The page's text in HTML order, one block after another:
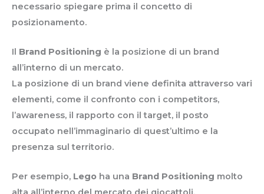
necessario spiegare prima il concetto di
posizionamento.
Il Brand Positioning è la posizione di un brand
all’interno di un mercato.
La posizione di un brand viene definita attraverso vari
elementi, come il confronto con i competitors,
l’awareness, il rapporto con il target, il posto
occupato nell’immaginario di quest’ultimo e la
presenza sul territorio.
Per esempio, Lego ha una Brand Positioning molto